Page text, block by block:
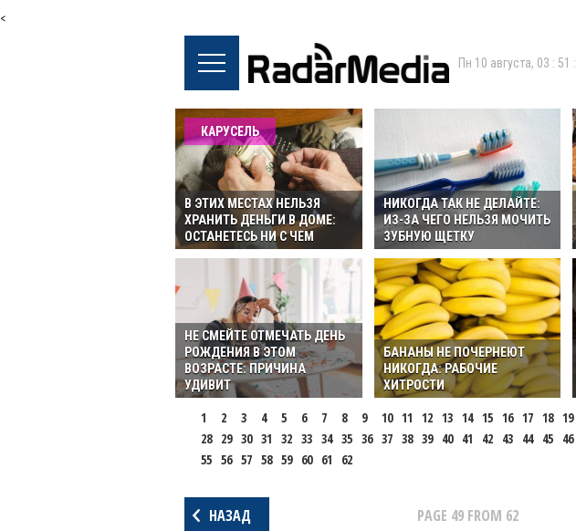
<
Пн 10 августа, 03 : 51 :
КАРУСЕЛЬ
В ЭТИХ МЕСТАХ НЕЛЬЗЯ
ХРАНИТЬ ДЕНЬГИ В ДОМЕ:
ОСТАНЕТЕСЬ НИ С ЧЕМ
НИКОГДА ТАК НЕ ДЕЛАЙТЕ:
ИЗ-ЗА ЧЕГО НЕЛЬЗЯ МОЧИТЬ
ЗУБНУЮ ЩЕТКУ
НЕ СМЕЙТЕ ОТМЕЧАТЬ ДЕНЬ
РОЖДЕНИЯ В ЭТОМ
ВОЗРАСТЕ: ПРИЧИНА
УДИВИТ
БАНАНЫ НЕ ПОЧЕРНЕЮТ
НИКОГДА: РАБОЧИЕ
ХИТРОСТИ
1 2 3 4 5 6 7 8 9 10 11 12 13 14 15 16 17 18 19
28 29 30 31 32 33 34 35 36 37 38 39 40 41 42 43 44 45 46
55 56 57 58 59 60 61 62
НАЗАД PAGE 49FROM 62